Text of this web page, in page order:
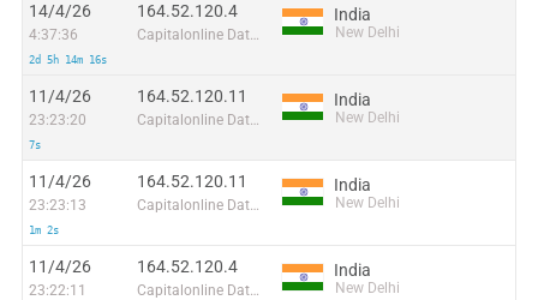
14/4/26
4:37:36
2d 5h 14m 16s
164.52.120.4
Capitalonline Data Service (HK) Co
India
New Delhi
11/4/26
23:23:20
7s
164.52.120.11
Capitalonline Data Service (HK) Co
India
New Delhi
11/4/26
23:23:13
1m 2s
164.52.120.11
Capitalonline Data Service (HK) Co
India
New Delhi
11/4/26
23:22:11
164.52.120.4
Capitalonline Data Service (HK) Co
India
New Delhi